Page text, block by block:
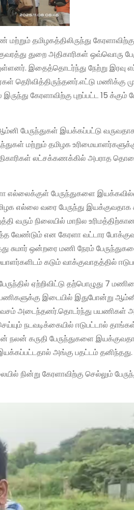
தமிழகத்திலிருந்து
துறை அதிகாரிகள் ஒவ்வொரு
இதைத்தொடர்ந்து நேற்று இரவு
தெரிவித்திருந்தனர்.எட்டு மணிக்கு
கேரளாவிற்கு புறப்பட்ட 15 க்கும்
பேருந்துகள் இயக்கப்பட்டு
மற்றும் தமிழக
லட்சக்கணக்கில் அபராத தொகை
எல்லைக்குள் பேருந்துகளை
எல்லை வரை பேருந்து
வரும் நிலையில் மாநில
வேண்டும் என கேரளா வட்டார
சுமார் ஒன்றரை மணி நேரம்
கடும் வாக்குவாதத்தில்
ஏற்றிவிட்டு தற்பொழுது 7
இடையில் இதுபோன்று ஆம்னி
ஆவேசம் அடைந்தனர்.தொடர்ந்து
நடவடிக்கையில் ஈடுபட்டால் தாங்கள்
நலன் கருதி பேருந்துகளை
இயக்கப்பட்டதால் அங்கு பதட்டம் தனிந்தது.
நின்று கேரளாவிற்கு செல்லும்